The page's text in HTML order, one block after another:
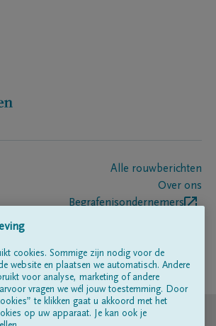
Alle rouwberichten
Over ons
Begrafenisondernemers
© DELA
cookies. Sommige zijn nodig voor de
website en plaatsen we automatisch. Andere
voor analyse, marketing of andere
vragen we wél jouw toestemming. Door
te klikken gaat u akkoord met het
op uw apparaat. Je kan ook je